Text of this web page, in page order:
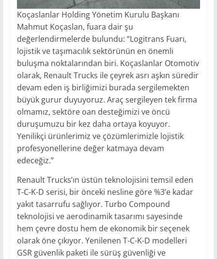
Koçaslanlar Holding Yönetim Kurulu Başkanı
Mahmut Koçaslan, fuara dair şu
değerlendirmelerde bulundu: “Logitrans Fuarı,
lojistik ve taşımacılık sektörünün en önemli
buluşma noktalarından biri. Koçaslanlar Otomotiv
olarak, Renault Trucks ile çeyrek asrı aşkın süredir
devam eden iş birliğimizi burada sergilemekten
büyük gurur duyuyoruz. Araç sergileyen tek firma
olmamız, sektöre oan desteğimizi ve öncü
duruşumuzu bir kez daha ortaya koyuyor.
Yenilikçi ürünlerimiz ve çözümlerimizle lojistik
profesyonellerine değer katmaya devam
edeceğiz.”
Renault Trucks’ın üstün teknolojisini temsil eden
T-C-K-D serisi, bir önceki nesline göre %3’e kadar
yakıt tasarrufu sağlıyor. Turbo Compound
teknolojisi ve aerodinamik tasarımı sayesinde
hem çevre dostu hem de ekonomik bir seçenek
olarak öne çıkıyor. Yenilenen T-C-K-D modelleri
GSR güvenlik paketi ile sürüş güvenliği ve